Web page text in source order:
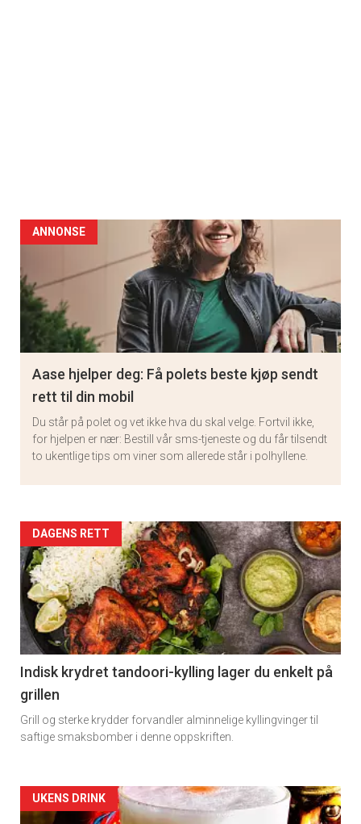
ANNONSE
Aase hjelper deg: Få polets beste kjøp sendt
rett til din mobil
Du står på polet og vet ikke hva du skal velge. Fortvil ikke,
for hjelpen er nær: Bestill vår sms-tjeneste og du får tilsendt
to ukentlige tips om viner som allerede står i polhyllene.
Artikler
detail
-
section
11
DAGENS RETT
Indisk krydret tandoori-kylling lager du enkelt på
grillen
Grill og sterke krydder forvandler alminnelige kyllingvinger til
saftige smaksbomber i denne oppskriften.
Artikler
UKENS DRINK